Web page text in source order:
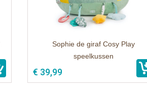
Sophie de giraf Cosy Play
speelkussen
€ 39,99